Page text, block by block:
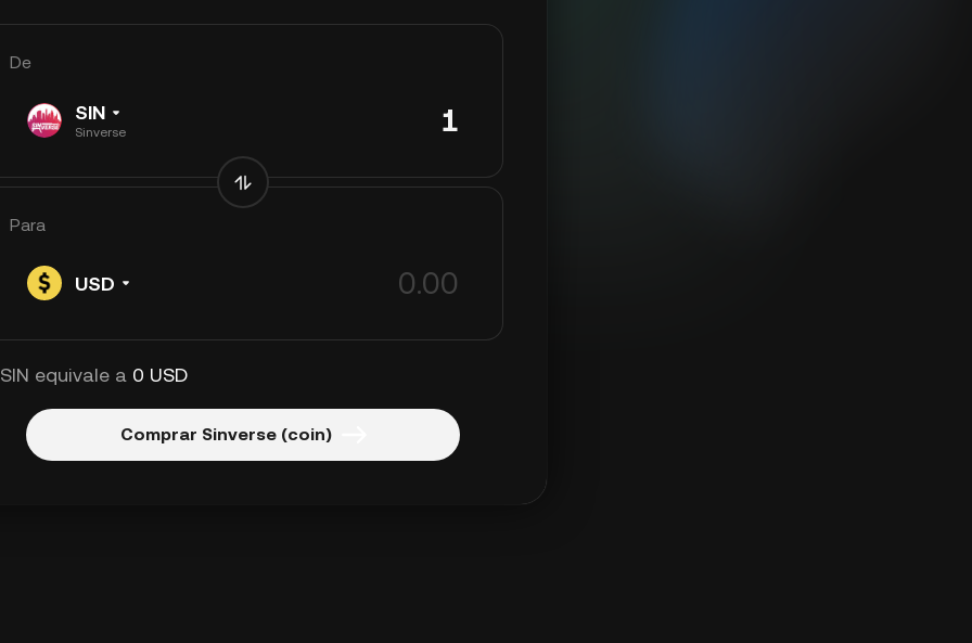
De
SIN
Sinverse
Para
USD
equivale a 0 USD
Comprar Sinverse (coin)